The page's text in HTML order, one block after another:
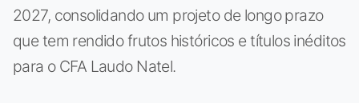
2027, consolidando um projeto de longo prazo
que tem rendido frutos históricos e títulos inéditos
para o CFA Laudo Natel.